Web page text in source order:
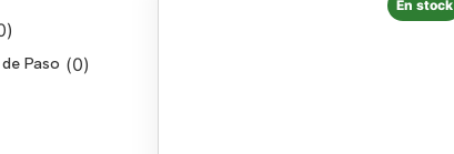
)
Paso (0)
En stock